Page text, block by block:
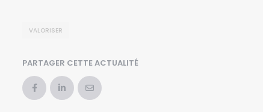
VALORISER
PARTAGER CETTE ACTUALITÉ